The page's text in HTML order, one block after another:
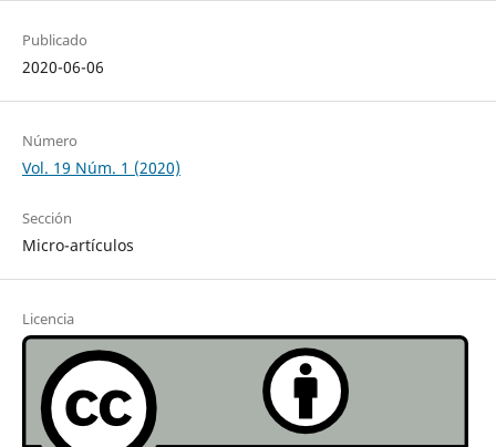
Publicado
2020-06-06
Número
Vol. 19 Núm. 1 (2020)
Sección
Micro-artículos
Licencia